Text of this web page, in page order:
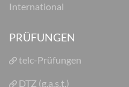
International
PRÜFUNGEN
telc-Prüfungen
DTZ (g.a.s.t.)